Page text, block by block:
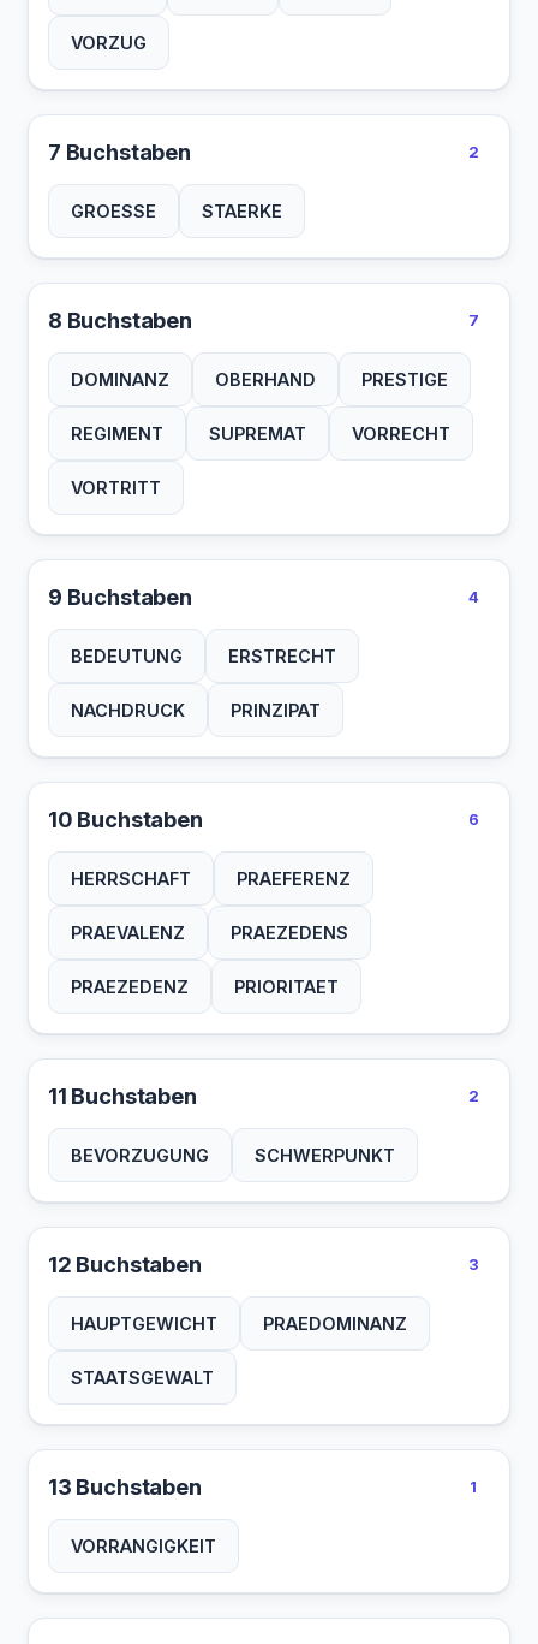
VORZUG
7 Buchstaben 2
GROESSE STAERKE
8 Buchstaben 7
DOMINANZ OBERHAND PRESTIGE
REGIMENT SUPREMAT VORRECHT
VORTRITT
9 Buchstaben 4
BEDEUTUNG ERSTRECHT
NACHDRUCK PRINZIPAT
10 Buchstaben 6
HERRSCHAFT PRAEFERENZ
PRAEVALENZ PRAEZEDENS
PRAEZEDENZ PRIORITAET
11 Buchstaben 2
BEVORZUGUNG SCHWERPUNKT
12 Buchstaben 3
HAUPTGEWICHT PRAEDOMINANZ
STAATSGEWALT
13 Buchstaben 1
VORRANGIGKEIT